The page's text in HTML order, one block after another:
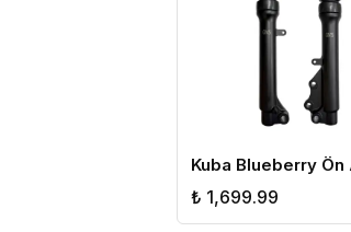
₺ 1,699.99